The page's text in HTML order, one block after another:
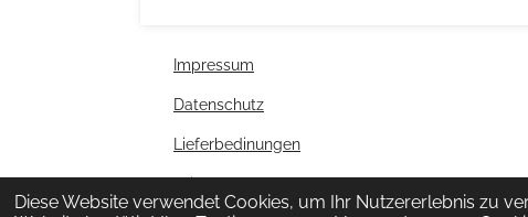
Diese Website verwendet Cookies, um Ihr Nutzererlebnis zu
Impressum
Datenschutz
Lieferbedinungen
Widerrufsbelehrung
© 2022 - 2026 WOLLFABRIKANTEN